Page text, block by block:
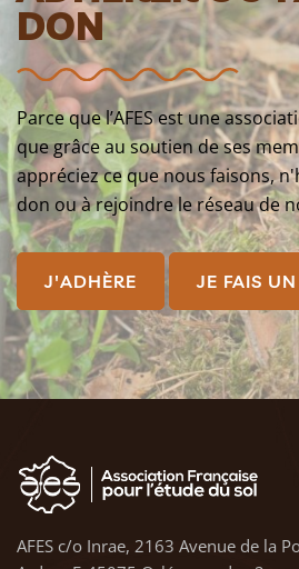
DON
Parce que l’AFES est une
que grâce au soutien de ses
appréciez ce que nous faisons,
don ou à rejoindre le réseau de
J'ADHÈRE JE FAIS
AFES c/o Inrae, 2163 Avenue de la